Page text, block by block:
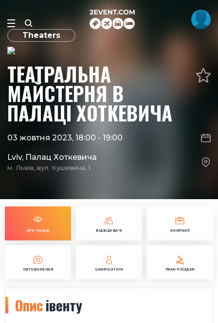
Theaters
ТЕАТРАЛЬНА
МАЙСТЕРНЯ В
ПАЛАЦІ ХОТКЕВИЧА
03 жовтня 2023, 18:00 - 19:00
Lviv, Палац Хоткевича
м. Львів, вул. Кушевича, 1
ПРО ПОДІЮ ВІДВІДУВАЧІ КОМПАНІЇ
ОБГОВОРЕННЯ GAMIFICATION ПЛАН ПОЇЗДКИ
Описівенту